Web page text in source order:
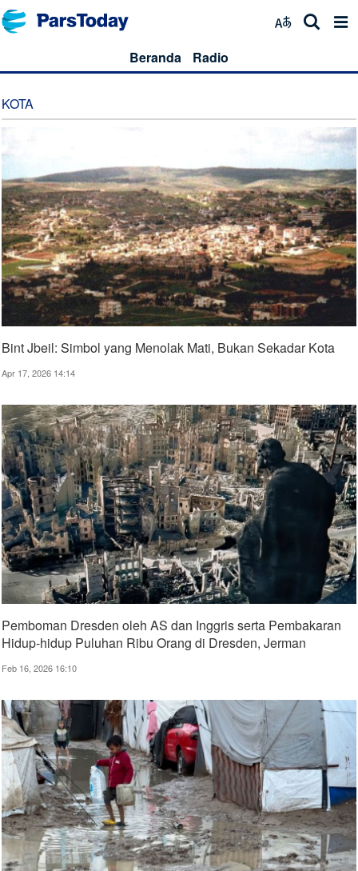
Beranda Radio
KOTA
Bint Jbeil: Simbol yang Menolak Mati, Bukan Sekadar Kota
Apr 17, 2026 14:14
Pemboman Dresden oleh AS dan Inggris serta Pembakaran
Hidup-hidup Puluhan Ribu Orang di Dresden, Jerman
Feb 16, 2026 16:10